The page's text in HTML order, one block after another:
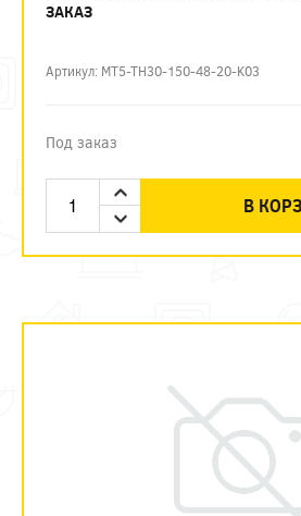
ЗАКАЗ
Артикул: MT5-TH30-150-48-20-K03
Под заказ
В